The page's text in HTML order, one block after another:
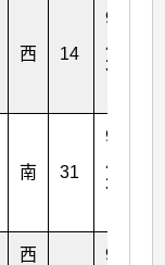
西 14
9
3
南 31
9
3
西
9